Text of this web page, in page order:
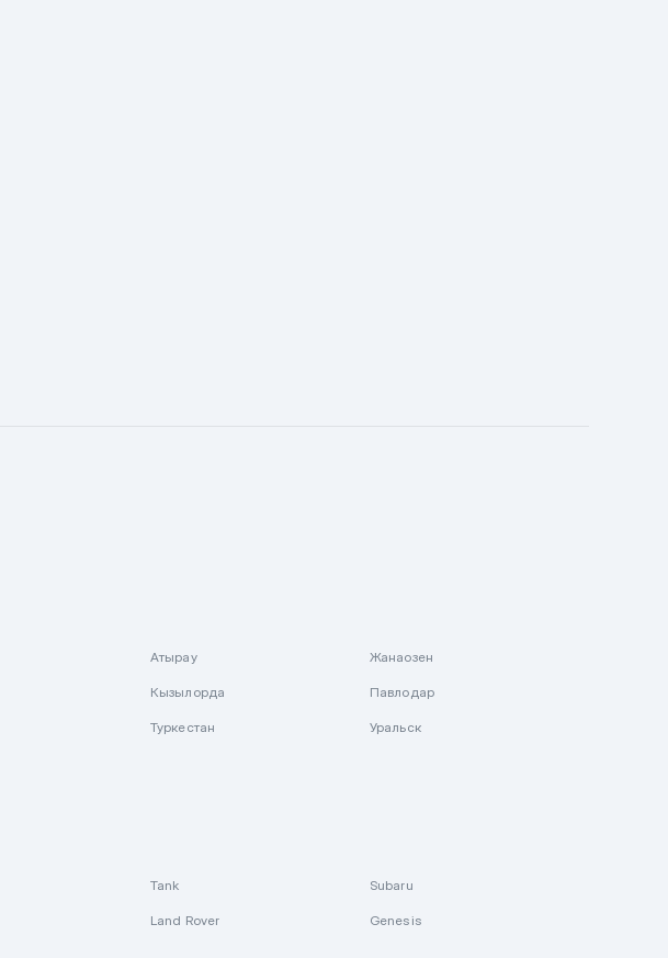
Атырау Жанаозен
Кызылорда Павлодар
Туркестан Уральск
Tank Subaru
Land Rover Genesis